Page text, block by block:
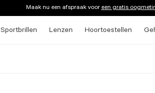
Maak nu een afspraak vooreen gratis
Sportbrillen Lenzen Hoortoestellen